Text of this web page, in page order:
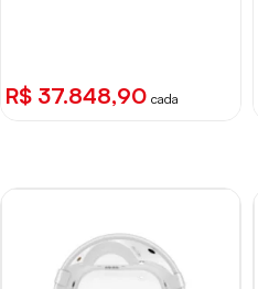
R$ 37.848,90 cada